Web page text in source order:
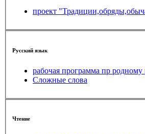
проект
Русский язык
рабочая программа пр родному
Сложные слова
Чтение